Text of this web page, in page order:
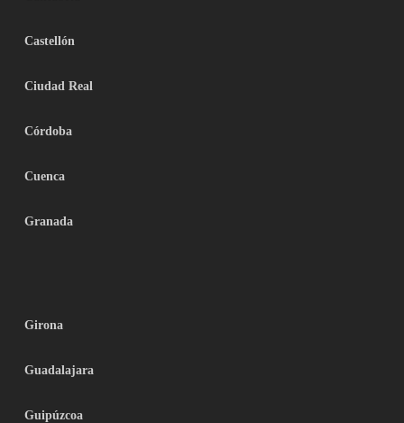
Castellón
Ciudad Real
Córdoba
Cuenca
Granada
Girona
Guadalajara
Guipúzcoa